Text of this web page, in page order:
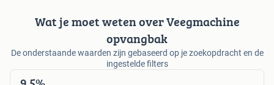
Wat je moet weten over Veegmachine
opvangbak
De onderstaande waarden zijn gebaseerd op je zoekopdracht en de
ingestelde filters